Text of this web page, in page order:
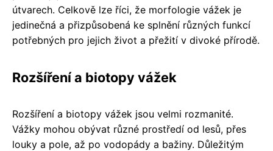
útvarech. Celkově lze říci, že morfologie vážek je
jedinečná a přizpůsobená ke splnění různých funkcí
potřebných pro jejich život a přežití v divoké přírodě.
Rozšíření a biotopy vážek
Rozšíření a biotopy vážek jsou velmi rozmanité.
Vážky mohou obývat různé prostředí od lesů, přes
louky a pole, až po vodopády a bažiny. Důležitým